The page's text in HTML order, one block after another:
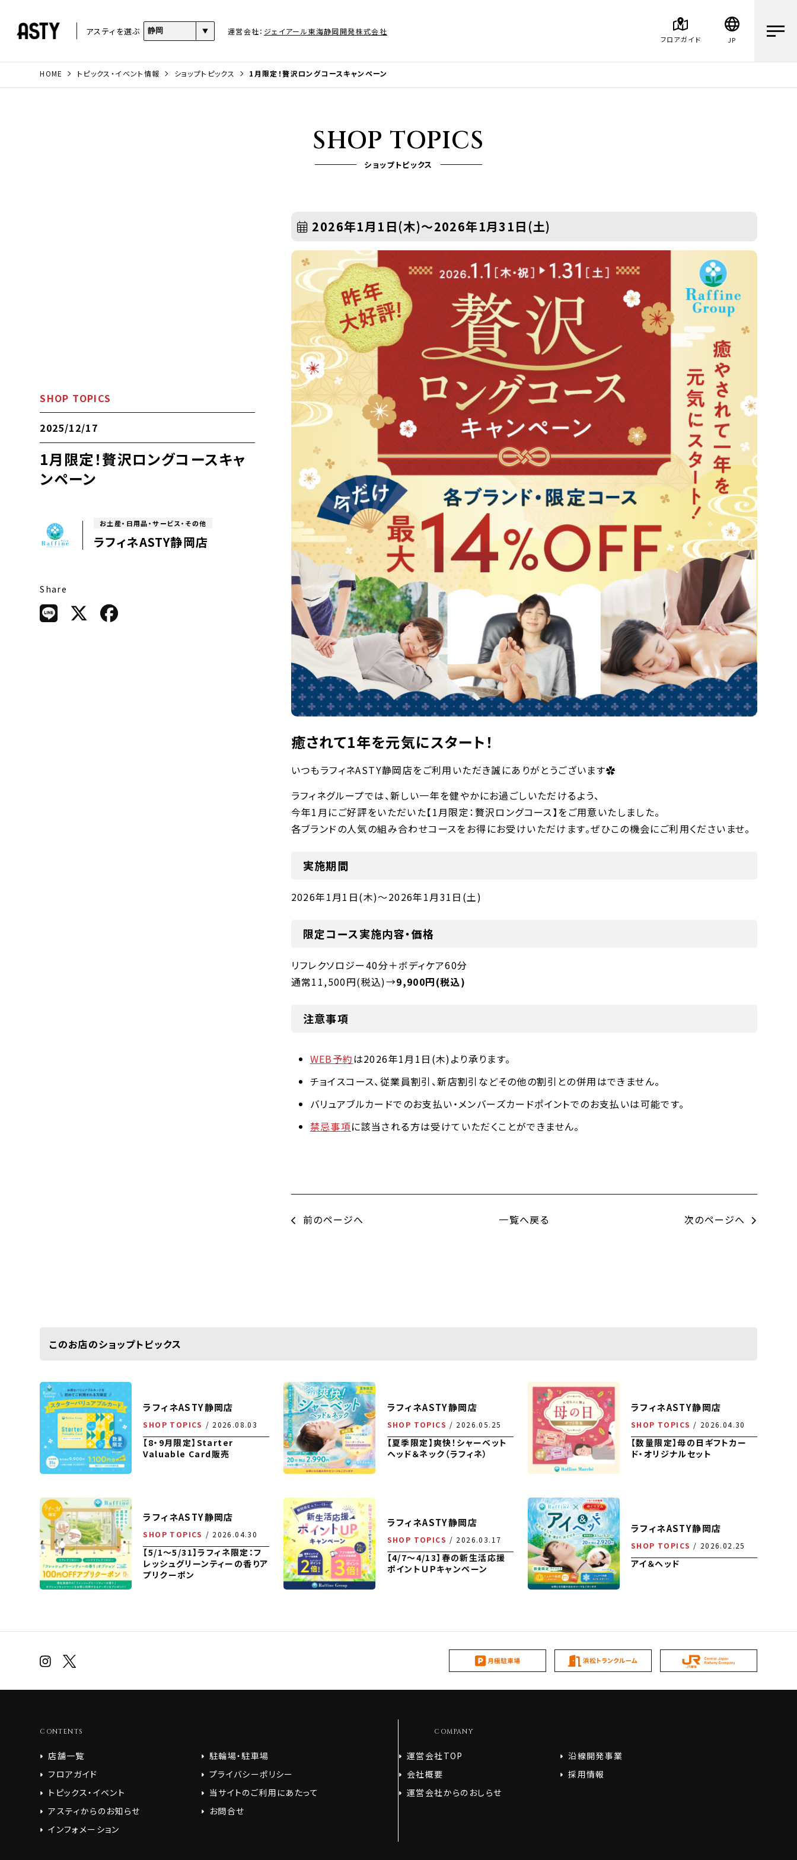
アスティを選ぶ 運営会社： ジェイアール東海静岡開発株式会社
フロアガイド JP
HOME トピックス・イベント情報 ショップトピックス 1月限定！贅沢ロングコースキャンペーン
SHOP TOPICS
ショップトピックス
SHOP TOPICS
2025/12/17
1月限定！贅沢ロングコースキャ
ンペーン
お土産・日用品・サービス・その他
ラフィネASTY静岡店
Share
2026年1月1日(木)～2026年1月31日(土)
癒されて1年を元気にスタート！
いつもラフィネASTY静岡店をご利用いただき誠にありがとうございます✿
ラフィネグループでは、新しい一年を健やかにお過ごしいただけるよう、
今年1月にご好評をいただいた【1月限定：贅沢ロングコース】をご用意いたしました。
各ブランドの人気の組み合わせコースをお得にお受けいただけます。ぜひこの機会にご利用くださいませ。
実施期間
2026年1月1日(木)～2026年1月31日(土)
限定コース実施内容・価格
リフレクソロジー40分＋ボディケア60分
通常11,500円(税込)→9,900円(税込)
注意事項
WEB予約は2026年1月1日(木)より承ります。
チョイスコース、従業員割引、新店割引などその他の割引との併用はできません。
バリュアブルカードでのお支払い・メンバーズカードポイントでのお支払いは可能です。
禁忌事項に該当される方は受けていただくことができません。
前のページへ 次のページへ
一覧へ戻る
このお店のショップトピックス
ラフィネASTY静岡店
SHOP TOPICS 2026.08.03
【8・9月限定】Starter
Valuable Card販売
ラフィネASTY静岡店
SHOP TOPICS 2026.05.25
【夏季限定】爽快！シャーベット
ヘッド＆ネック（ラフィネ）
ラフィネASTY静岡店
SHOP TOPICS 2026.04.30
【数量限定】母の日ギフトカー
ド・オリジナルセット
ラフィネASTY静岡店
SHOP TOPICS 2026.04.30
【5/1～5/31】ラフィネ限定：フ
レッシュグリーンティーの香りア
プリクーポン
ラフィネASTY静岡店
SHOP TOPICS 2026.03.17
【4/7～4/13】春の新生活応援
ポイントＵＰキャンペーン
ラフィネASTY静岡店
SHOP TOPICS 2026.02.25
アイ＆ヘッド
CONTENTS
店舗一覧
フロアガイド
トピックス・イベント
アスティからのお知らせ
インフォメーション
駐輪場・駐車場
プライバシーポリシー
当サイトのご利用にあたって
お問合せ
COMPANY
運営会社TOP
会社概要
運営会社からのおしらせ
沿線開発事業
採用情報